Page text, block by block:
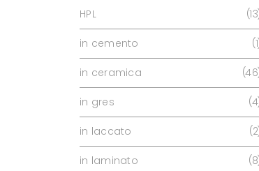
HPL 13
in cemento 1
in ceramica 46
in gres 4
in laccato 2
in laminato 8